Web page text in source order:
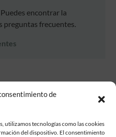
de
utilizamos tecnologías como las cookies
del dispositivo. El consentimiento
encontrar la
preguntas frecuentes.